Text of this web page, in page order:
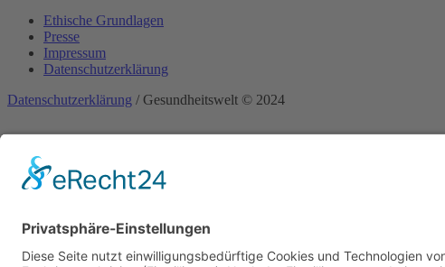
Ethische Grundlagen
Presse
Impressum
Datenschutzerklärung
Datenschutzerklärung / Gesundheitswelt © 2024